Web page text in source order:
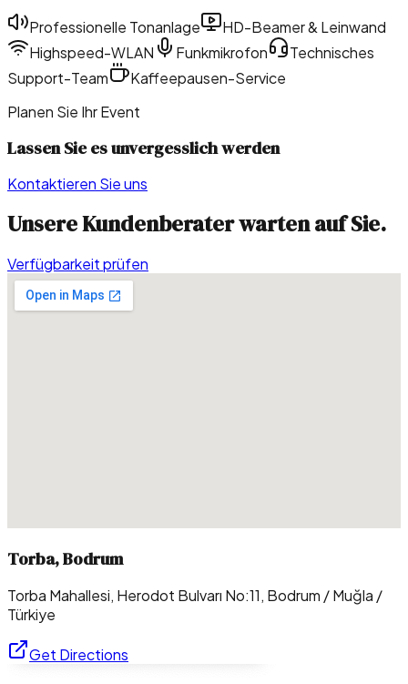
Professionelle Tonanlage
HD-Beamer & Leinwand
Highspeed-WLAN
Funkmikrofon
Technisches
Support-Team
Kaffeepausen-Service
Planen Sie Ihr Event
Lassen Sie es unvergesslich werden
Kontaktieren Sie uns
Unsere Kundenberater warten auf Sie.
Verfügbarkeit prüfen
Torba, Bodrum
Torba Mahallesi, Herodot Bulvarı No:11, Bodrum / Muğla /
Türkiye
Get Directions